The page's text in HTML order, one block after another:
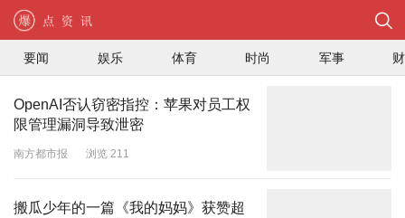
要闻 娱乐 体育 时尚 军事
OpenAI否认窃密指控：苹果对员工权
限管理漏洞导致泄密
南方都市报 浏览 211
搬瓜少年的一篇《我的妈妈》获赞超